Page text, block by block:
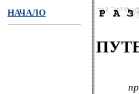
НАЧАЛО